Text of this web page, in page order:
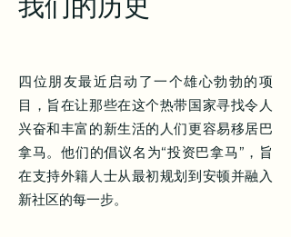
四位朋友最近启动了一个雄心勃勃的项
目，旨在让那些在这个热带国家寻找令人
兴奋和丰富的新生活的人们更容易移居巴
拿马。他们的倡议名为“投资巴拿马”，旨
在支持外籍人士从最初规划到安顿并融入
新社区的每一步。